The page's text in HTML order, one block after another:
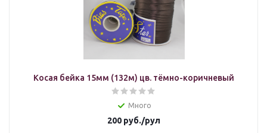
Косая бейка 15мм (132м) цв. тёмно-коричневый
Много
200 руб./рул